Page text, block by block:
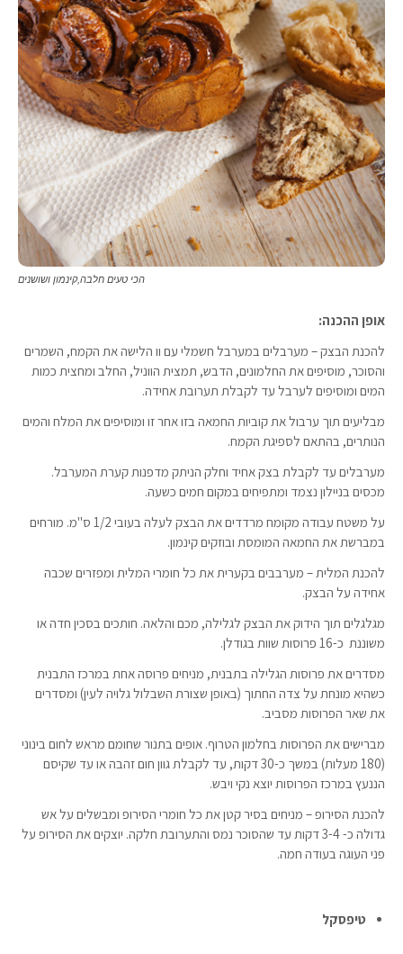
הכי טעים חלבה,קינמון ושושנים
אופן ההכנה:
להכנת הבצק – מערבלים במערבל חשמלי עם וו הלישה את הקמח, השמרים
והסוכר, מוסיפים את החלמונים, הדבש, תמצית הווניל, החלב ומחצית כמות
המים ומוסיפים לערבל עד לקבלת תערובת אחידה.
מבליעים תוך ערבול את קוביות החמאה בזו אחר זו ומוסיפים את המלח והמים
הנותרים, בהתאם לספיגת הקמח.
מערבלים עד לקבלת בצק אחיד וחלק הניתק מדפנות קערת המערבל.
מכסים בניילון נצמד ומתפיחים במקום חמים כשעה.
על משטח עבודה מקומח מרדדים את הבצק לעלה בעובי 1/2 ס"מ. מורחים
במברשת את החמאה המומסת ובוזקים קינמון.
להכנת המלית – מערבבים בקערית את כל חומרי המלית ומפזרים שכבה
אחידה על הבצק.
מגלגלים תוך הידוק את הבצק לגלילה, מכם והלאה. חותכים בסכין חדה או
משוננת כ-16 פרוסות שוות בגודלן.
מסדרים את פרוסות הגלילה בתבנית, מניחים פרוסה אחת במרכז התבנית
כשהיא מונחת על צדה החתוך (באופן שצורת השבלול גלויה לעין) ומסדרים
את שאר הפרוסות מסביב.
מברישים את הפרוסות בחלמון הטרוף. אופים בתנור שחומם מראש לחום בינוני
(180 מעלות) במשך כ-30 דקות, עד לקבלת גוון חום זהבה או עד שקיסם
הננעץ במרכז הפרוסות יוצא נקי ויבש.
להכנת הסירופ – מניחים בסיר קטן את כל חומרי הסירופ ומבשלים על אש
גדולה כ- 3-4 דקות עד שהסוכר נמס והתערובת חלקה. יוצקים את הסירופ על
פני העוגה בעודה חמה.
טיפסקל